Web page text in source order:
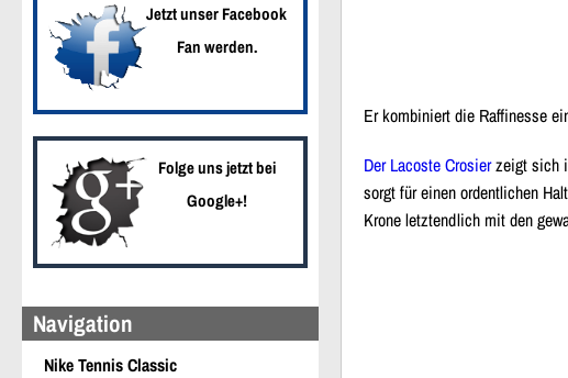
Jetzt unser Facebook
Fan werden.
Folge uns jetzt bei
Google+!
Navigation
Nike Tennis Classic
Er kombiniert die Raffinesse
Der Lacoste Crosierzeigt sich
sorgt für einen ordentlichen
Krone letztendlich mit den